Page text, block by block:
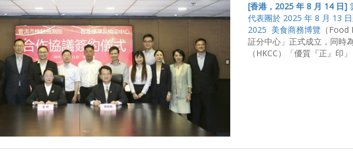
[香港， 2025 年 8 月 14 日]
代表團於 2025 年 8 月 13
2025 美食商務博覽 （Food
証分中心」正式成立，同時
（HKCC）「優質『正』印